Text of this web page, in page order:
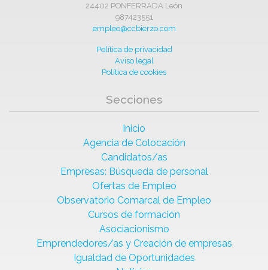
24402 PONFERRADA León
987423551
empleo@ccbierzo.com
Política de privacidad
Aviso legal
Política de cookies
Secciones
Inicio
Agencia de Colocación
Candidatos/as
Empresas: Búsqueda de personal
Ofertas de Empleo
Observatorio Comarcal de Empleo
Cursos de formación
Asociacionismo
Emprendedores/as y Creación de empresas
Igualdad de Oportunidades